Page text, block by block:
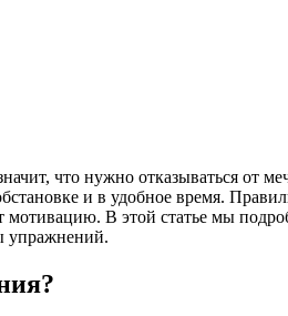
что нужно отказываться от
и в удобное время.
В этой статье мы
упражнений.